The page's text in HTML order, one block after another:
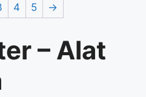
4 5 →
– Alat